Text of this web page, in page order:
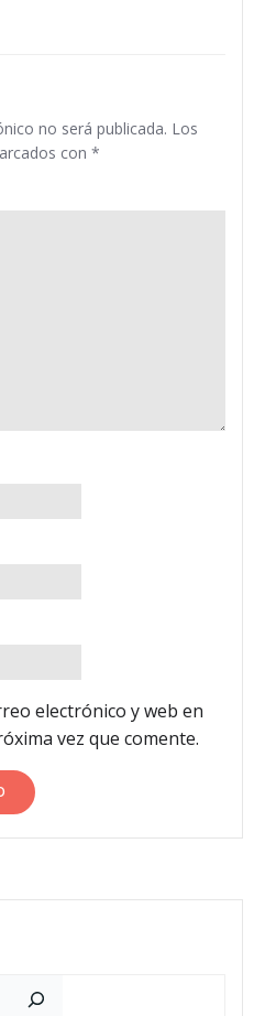
no será publicada. Los
con *
electrónico y web en
vez que comente.